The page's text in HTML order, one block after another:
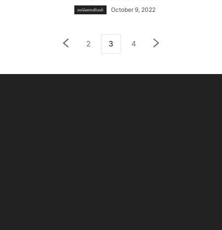
காணாெளிகள் October 9, 2022
2 3 4